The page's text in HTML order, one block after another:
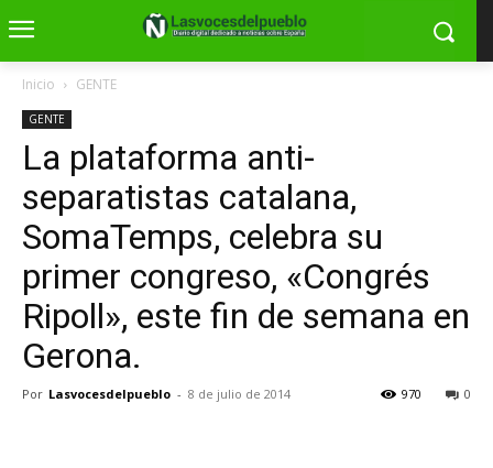
Inicio GENTE
GENTE
La plataforma anti-
separatistas catalana,
SomaTemps, celebra su
primer congreso, «Congrés
Ripoll», este fin de semana en
Gerona.
Por Lasvocesdelpueblo - 8 de julio de 2014 0
970